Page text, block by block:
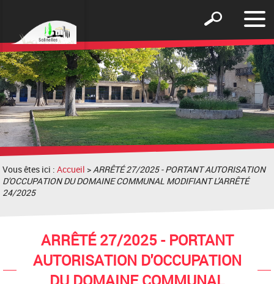
le
Afficher
formulaire
de
recherche
Vous êtes ici :Accueil >ARRÊTÉ 27/2025 - PORTANT AUTORISATION
D'OCCUPATION DU DOMAINE COMMUNAL MODIFIANT L'ARRÊTÉ
24/2025
ARRÊTÉ 27/2025 - PORTANT
AUTORISATION D'OCCUPATION